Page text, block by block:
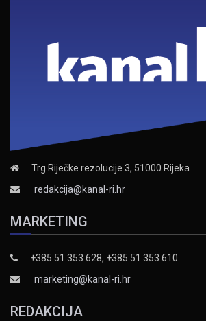
Trg Riječke rezolucije 3, 51000 Rijeka
redakcija@kanal-ri.hr
MARKETING
+385 51 353 628, +385 51 353 610
marketing@kanal-ri.hr
REDAKCIJA